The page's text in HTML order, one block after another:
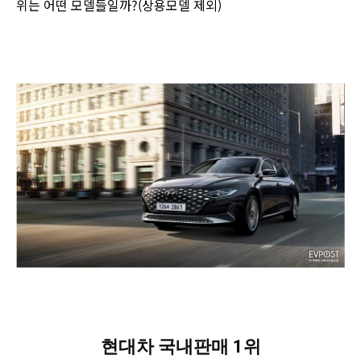
위는 어떤 모델들일까?(상용모델 제외)
현대차 국내판매 1위